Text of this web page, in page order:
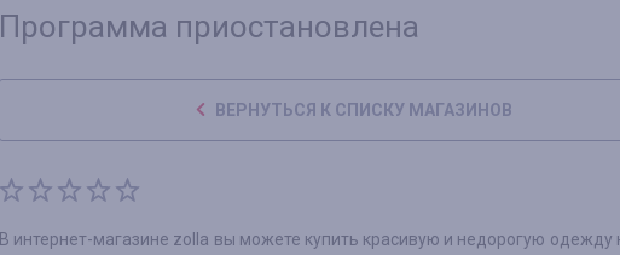
Программа приостановлена
ВЕРНУТЬСЯ К СПИСКУ МАГАЗИНОВ
В интернет-магазине zolla вы можете купить красивую и недорогую